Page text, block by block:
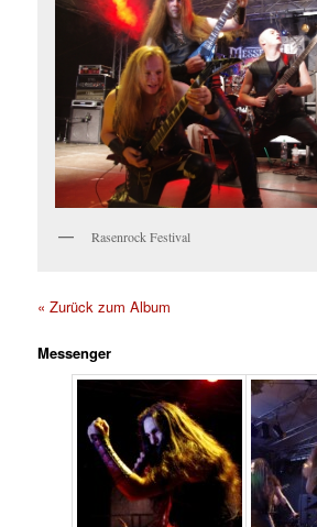
Rasenrock Festival
« Zurück zum Album
Messenger